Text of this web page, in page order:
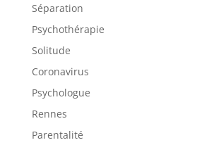
Séparation
Psychothérapie
Solitude
Coronavirus
Psychologue
Rennes
Parentalité